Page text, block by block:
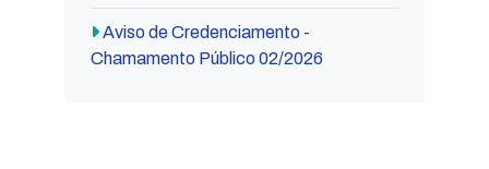
Aviso de Credenciamento -
Chamamento Público 02/2026